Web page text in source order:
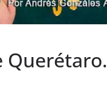
Querétaro.